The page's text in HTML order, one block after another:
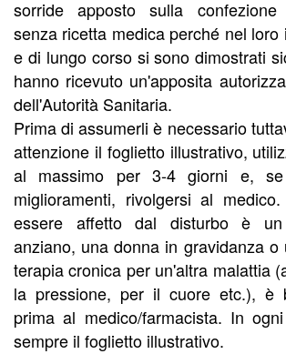
sorride apposto sulla
senza ricetta medica perché nel loro
e di lungo corso si sono dimostrati
hanno ricevuto un'apposita
dell'Autorità Sanitaria.
Prima di assumerli è necessario
attenzione il foglietto illustrativo,
al massimo per 3-4 giorni e,
miglioramenti, rivolgersi al
essere affetto dal disturbo è
anziano, una donna in gravidanza o
terapia cronica per un'altra malattia
la pressione, per il cuore etc.), è
prima al medico/farmacista. In
sempre il foglietto illustrativo.